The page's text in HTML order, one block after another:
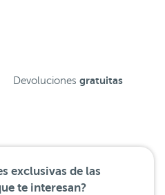
Devoluciones gratuitas
exclusivas de las
te interesan?